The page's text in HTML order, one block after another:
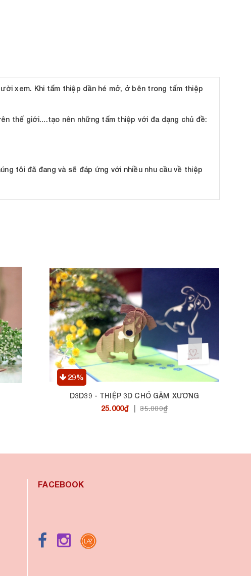
xem. Khi tấm thiệp dần hé mở, ở bên trong tấm thiệp
thế giới....tạo nên những tấm thiệp với đa dạng chủ đề:
tôi đã đang và sẽ đáp ứng với nhiều nhu cầu về thiệp
- THIỆP 3D CHÓ GẶM XƯƠNG D3D38 - THIỆP 3D
FACEBOOK